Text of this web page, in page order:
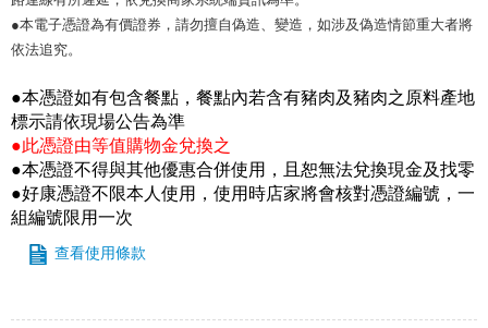
●本電子憑證為有價證券，請勿擅自偽造、變造，如涉及偽造情節重大者將
依法追究。
●本憑證如有包含餐點，餐點內若含有豬肉及豬肉之原料產地
標示請依現場公告為準
●此憑證由等值購物金兌換之
●本憑證不得與其他優惠合併使用，且恕無法兌換現金及找零
●好康憑證不限本人使用，使用時店家將會核對憑證編號，一
組編號限用一次
查看使用條款